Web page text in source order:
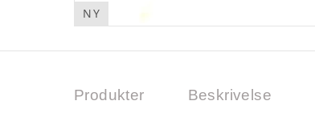
NY
Produkter Beskrivelse